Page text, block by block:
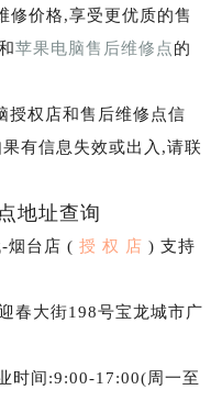
修价格,享受更优质的售
苹果电脑售后维修点的
授权店和售后维修点信
有信息失效或出入,请联
地址查询
烟台店 ( 授 权 店 ) 支持
春大街198号宝龙城市广
时间:9:00-17:00(周一至